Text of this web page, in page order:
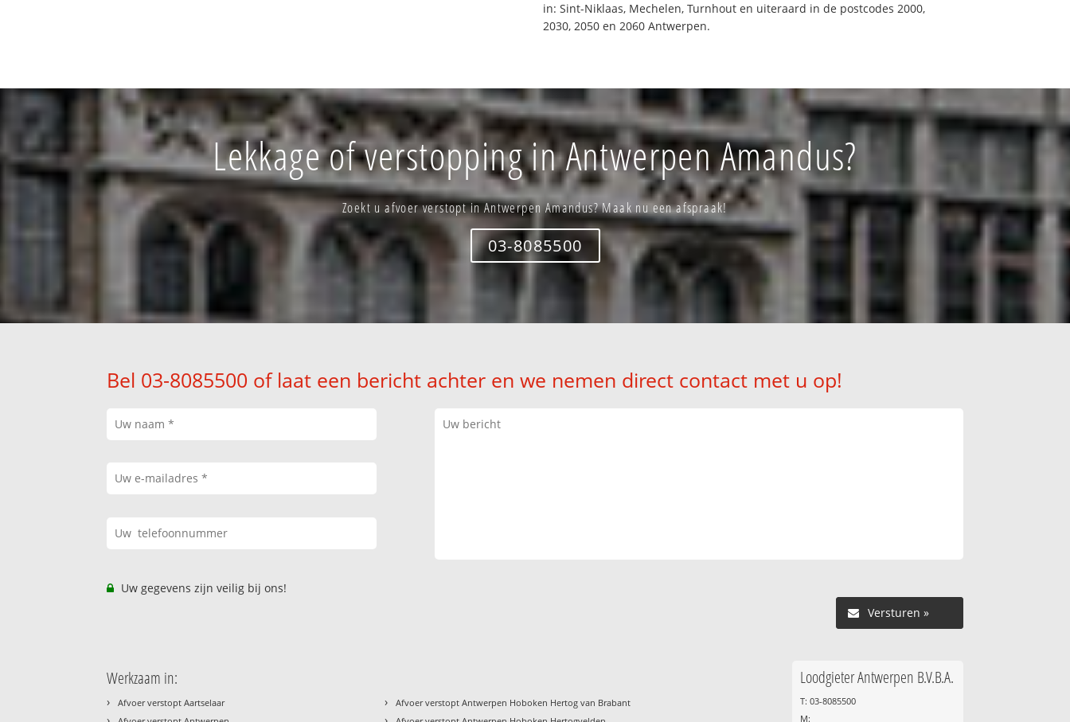
in: Sint-Niklaas, Mechelen, Turnhout en uiteraard in de postcodes 2000,
2030, 2050 en 2060 Antwerpen.
Lekkage of verstopping in Antwerpen Amandus?
Zoekt u afvoer verstopt in Antwerpen Amandus? Maak nu een afspraak!
03-8085500
Bel 03-8085500 of laat een bericht achter en we nemen direct contact met u op!
Uw gegevens zijn veilig bij ons!
Versturen »
Werkzaam in:
› Afvoer verstopt Aartselaar › Afvoer verstopt Antwerpen Hoboken Hertog van Brabant
Loodgieter Antwerpen B.V.B.A.
T: 03-8085500
M: